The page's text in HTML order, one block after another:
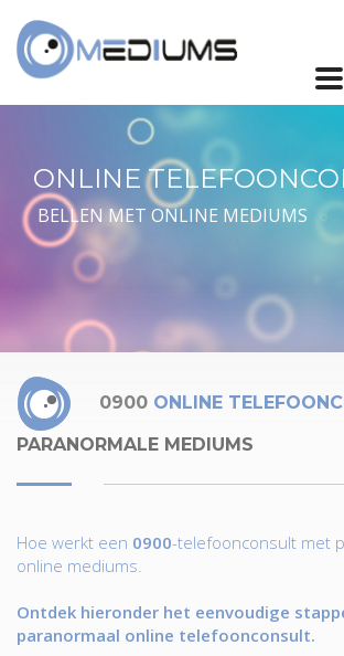
ONLINE
BELLEN MET ONLINE MEDIUMS
0900 ONLINE
PARANORMALE MEDIUMS
Hoe werkt een 0900-telefoonconsult met
online mediums.
Ontdek hieronder het eenvoudige
paranormaal online telefoonconsult.